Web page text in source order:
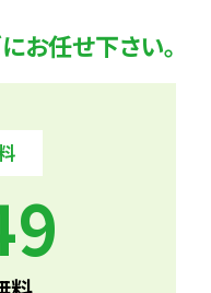
お任せ下さい。